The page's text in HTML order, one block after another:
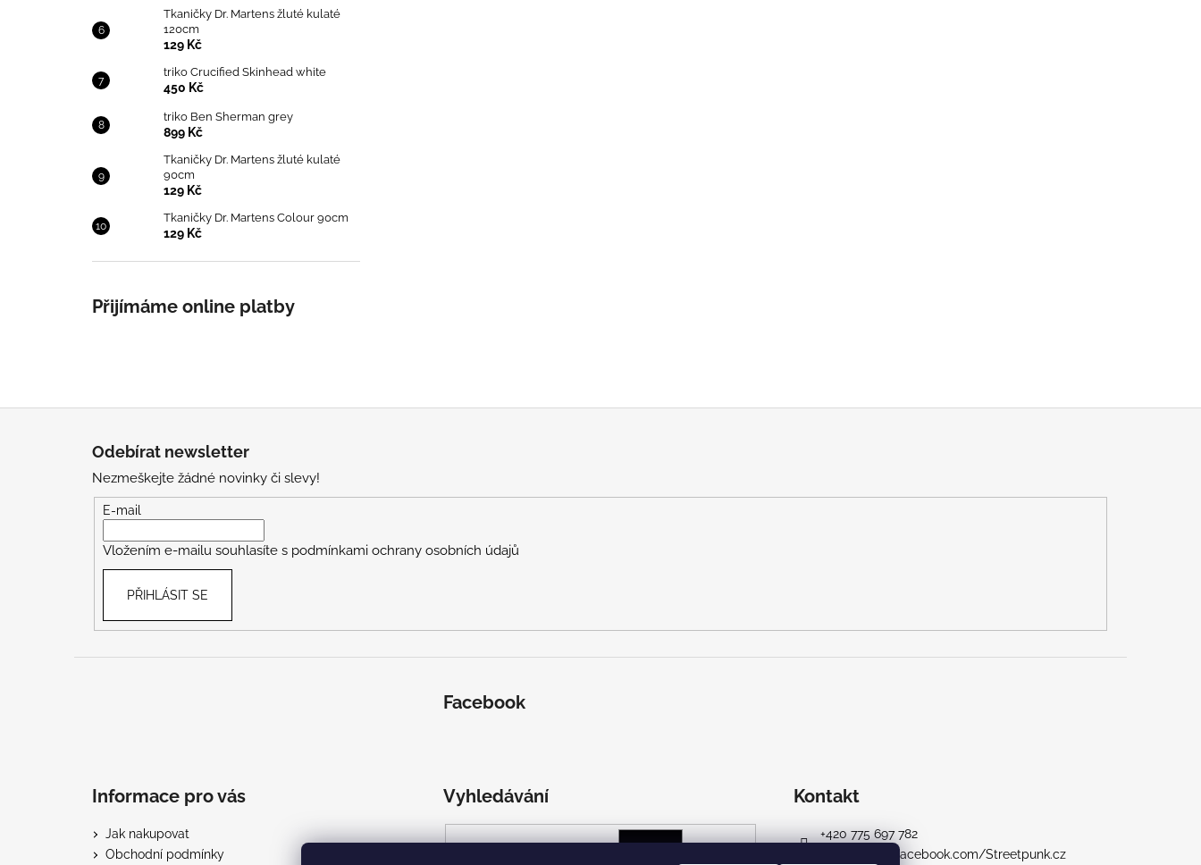
Tkaničky Dr. Martens žluté kulaté
120cm
129 Kč
triko Crucified Skinhead white
450 Kč
triko Ben Sherman grey
899 Kč
Tkaničky Dr. Martens žluté kulaté
90cm
129 Kč
Tkaničky Dr. Martens Colour 90cm
129 Kč
Přijímáme online platby
Odebírat newsletter
Nezmeškejte žádné novinky či slevy!
E-mail
Vložením e-mailu souhlasíte s podmínkami ochrany osobních údajů
PŘIHLÁSIT SE
Facebook
Informace pro vás
Jak nakupovat
Obchodní podmínky
Vyhledávání Kontakt
+420 775 697 782
https://www.facebook.com/Streetpunk.cz